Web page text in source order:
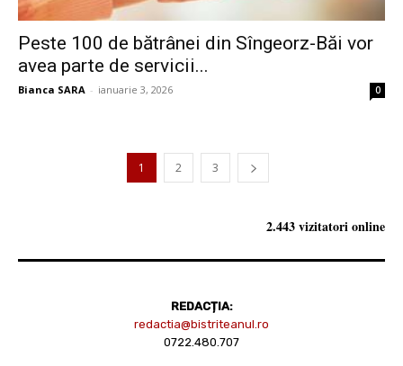
Peste 100 de bătrânei din Sîngeorz-Băi vor
avea parte de servicii...
Bianca SARA - ianuarie 3, 2026 0
1 2 3
2.443 vizitatori online
REDACȚIA:
redactia@bistriteanul.ro
0722.480.707